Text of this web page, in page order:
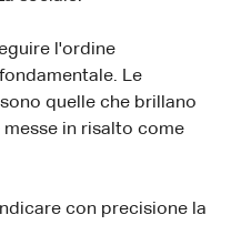
l'ordine
Le
quelle che brillano
in risalto come
con precisione la